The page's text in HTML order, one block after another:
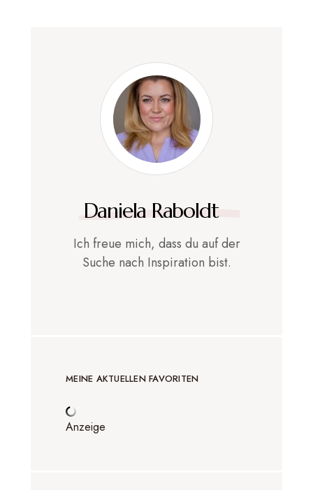
Daniela Raboldt
Ich freue mich, dass du auf der
Suche nach Inspiration bist.
MEINE AKTUELLEN FAVORITEN
Anzeige